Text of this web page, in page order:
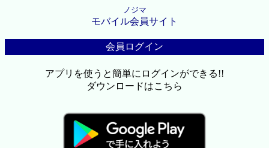
ノジマ
モバイル会員サイト
会員ログイン
アプリを使うと簡単にログインができる!!
ダウンロードはこちら